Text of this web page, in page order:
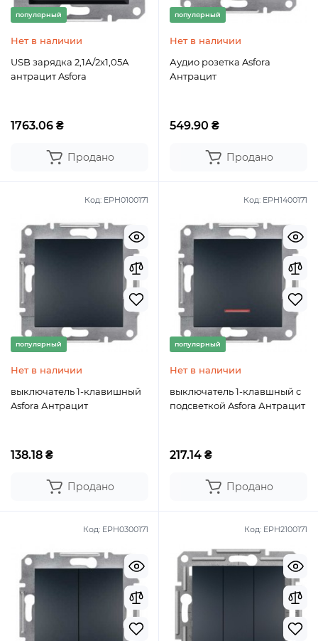
популярный
Нет в наличии
USB зарядка 2,1А/2х1,05А
антрацит Asfora
1763.06 ₴
Продано
популярный
Нет в наличии
Аудио розетка Asfora
Антрацит
549.90 ₴
Продано
Код: EPH0100171
популярный
Нет в наличии
выключатель 1-клавишный
Asfora Антрацит
138.18 ₴
Продано
Код: EPH1400171
популярный
Нет в наличии
выключатель 1-клавшный с
подсветкой Asfora Антрацит
217.14 ₴
Продано
Код: EPH0300171 Код: EPH2100171